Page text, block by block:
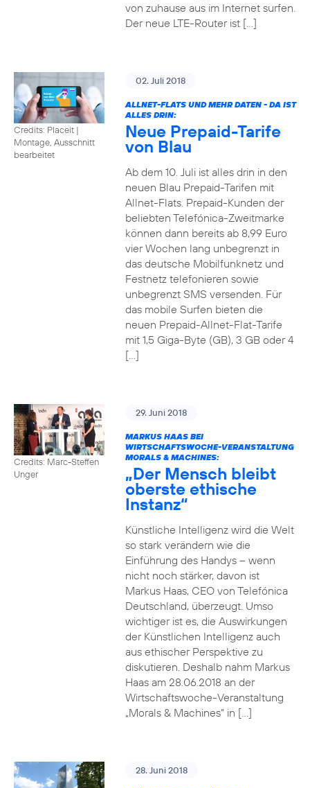
von zuhause aus im Internet surfen.
Der neue LTE-Router ist […]
Credits: Placeit |
Montage, Ausschnitt
bearbeitet
02. Juli 2018
ALLNET-FLATS UND MEHR DATEN - DA IST
ALLES DRIN:
Neue Prepaid-Tarife
von Blau
Ab dem 10. Juli ist alles drin in den
neuen Blau Prepaid-Tarifen mit
Allnet-Flats. Prepaid-Kunden der
beliebten Telefónica-Zweitmarke
können dann bereits ab 8,99 Euro
vier Wochen lang unbegrenzt in
das deutsche Mobilfunknetz und
Festnetz telefonieren sowie
unbegrenzt SMS versenden. Für
das mobile Surfen bieten die
neuen Prepaid-Allnet-Flat-Tarife
mit 1,5 Giga-Byte (GB), 3 GB oder 4
[…]
Credits: Marc-Steffen
Unger
29. Juni 2018
MARKUS HAAS BEI
WIRTSCHAFTSWOCHE-VERANSTALTUNG
MORALS & MACHINES:
„Der Mensch bleibt
oberste ethische
Instanz“
Künstliche Intelligenz wird die Welt
so stark verändern wie die
Einführung des Handys – wenn
nicht noch stärker, davon ist
Markus Haas, CEO von Telefónica
Deutschland, überzeugt. Umso
wichtiger ist es, die Auswirkungen
der Künstlichen Intelligenz auch
aus ethischer Perspektive zu
diskutieren. Deshalb nahm Markus
Haas am 28.06.2018 an der
Wirtschaftswoche-Veranstaltung
„Morals & Machines“ in […]
28. Juni 2018